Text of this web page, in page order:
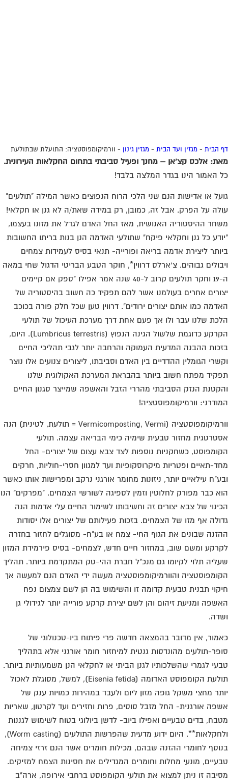
הבית- מגזין ועד הבית- מגזין גינון- וורמיקומפוסטציה: התועלת שבתולעת
אלכס קצ'אן – מחנך ופעיל סביבתי בתחום החקלאות העירונית.
האמור הינו בגדר המלצה בלבד!
או אדישות הנם שני הלכי הרוח הנפוצים כאשר המילה "תולעים"
על הפרק. אבל זה, כמובן, רק במידה שאת/ה לא גנן או חקלאי!
ההיסטוריה האנושית, מאז החל האדם לגדל את מזונו בעצמו,
כל גנן וחקלאי פיקח" שתולעי האדמה הנן בנות בריתו החשובות
ליצירת אדמה בריאה ופורייה- תנאי בסיס לעמידות צמחים
גבוהים. צ'ארלס דרווין*, חוקר הטבע הבריטי הדגול שחי במאה
ה-19 וחקר תולעים קרוב ל-40 שנה אמר אפילו "ספק אם קיימים
אחרים בעולמנו אשר להם תפקיד כה חשוב בהיסטוריה של
כמו אותם יצורים ירודים". דרווין טען שכל חלק פורה בכוכב
שלנו עבר ולו אך פעם אחת דרך מערכת העיכול של תולעי
הקרקע כדוגמת שלשול הגינה הנפוץ (Lumbricus terrestris). היום,
ההבנה המדעית העמוקה והרחבה יותר לגבי תהליכי החיים
הגומלין ההדדיים בין האדם וסביבתו, ליצורים צנועים אלו נוצר
מפתח חשוב ביותר בהבראת המערכת האקולוגית שלנו
הנזק הסביבתי מהררי הזבל והאשפה שמייצר סגנון החיים
וורמיקומפוסטציה!
וורמיקומפוסטציה (Vermicomposting, Vermi = תולעת, לטינית) הנה
מחזור טבעית שימיה כימי הבריאה עצמה. תולעי
כשחקניות נוספות לצד צבא עצום של יצורים- החל
תאיים ופטריות מיקרוסקופיות ועד למגוון חסרי-חוליות, חרקים
עילאיים יותר, ניזונות מחומר אורגני נרקב ומפרישות אותו כאשר
כבר מפורק לחלוטין וזמין לספיגה לשורשי הצמחים. "מפרקים" הנו
של צבא יצורים זה וחשיבותו לשימור החיים עלי אדמות הנה
אף מזו של הצמחים. בזכות פעילותם של יצורים אלו יסודות
שבונים את הגוף החי- צמח או בע"ח- מסוגלים לחזור בחזרה
ומשם שוב, במחזור חיים חדש, לצמחים- בסיס פירמידת המזון
תלוי לקיומו גם מנכ"ל חברת ההי-טק המתקדמת ביותר. תהליך
והוורמיקומפוסטציה מעשה ידי האדם הנם למעשה אך
תבנית טבעית קדומה זו והשימוש בה הן לשם צמצום נפח
ומניעת זיהום והן לשם יצירת קרקע פורייה יותר לגידולי גן
אין מדובר בהמצאה חדשה פרי פיתוח ביו-טכנולוגי של
תולעים מהונדסות גנטית למיחזור חומר אורגני אלא בתהליך
לגמרי שהשלכותיו לגנן הביתי או לחקלאי הנן משמעותיות ביותר.
תולעת הקומפוסט האדומה (Eisenia fetida), למשל, מסוגלת לאכול
מחצי משקל גופה מזון ליום ולעבד במהירות כמויות ענק של
אורגנית- החל מזבל סוסים, פרות וחזירים ועד לקרטון, שאריות
בדים טבעיים ואפילו ביוב- לדשן ביולוגי בטוח לשימוש לגננות
ולחקלאות**. היום ידוע מדעית שהפרשות התולעים (Worm casting),
לחומרי ההזנה שבהם, מכילות חומרים אשר הנם זרזי צמיחה
מונעי מחלות וחומרים המגדילים את חסינות הצמח למזיקים.
זו ניתן למצוא את תולעי הקומפוסט ברחבי אירופה, ארה"ב